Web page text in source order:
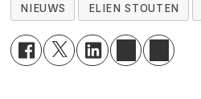
NIEUWS ELIEN STOUTEN